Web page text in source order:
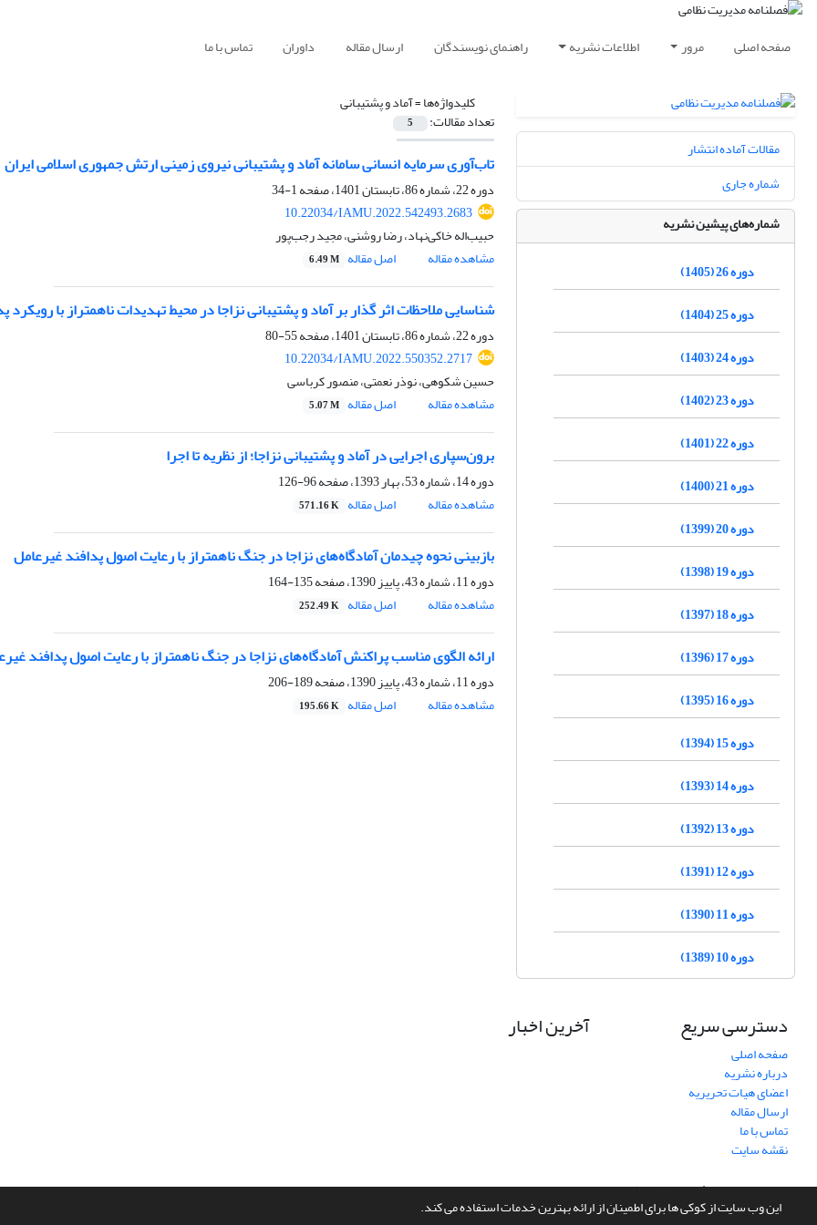
این وب سایت از کوکی ها برای اطمینان از ارائه بهترین خدمات استفاده می کند.
صفحه اصلی مرور اطلاعات نشریه راهنمای نویسندگان ارسال مقاله داوران تماس با ما
کلیدواژه‌ها =آماد و پشتیبانی
تعداد مقالات: 5
تاب‌آوری سرمایه انسانی سامانه آماد و پشتیبانی نیروی زمینی ارتش جمهوری اسلامی ایران
دوره 22، شماره 86، تابستان 1401، صفحه
1-34
10.22034/IAMU.2022.542493.2683
حبیب‌اله خاکی‌نهاد، رضا روشنی، مجید رجب‌پور
مشاهده مقاله
اصل مقاله 6.49 M
شناسایی ملاحظات اثر گذار بر آماد و پشتیبانی نزاجا در محیط تهدیدات ناهمتراز با رویکرد
دوره 22، شماره 86، تابستان 1401، صفحه
55-80
10.22034/IAMU.2022.550352.2717
حسین شکوهی، نوذر نعمتی، منصور کرباسی
مشاهده مقاله
اصل مقاله 5.07 M
برون‌سپاری اجرایی در آماد و پشتیبانی نزاجا؛ از نظریه تا اجرا
دوره 14، شماره 53، بهار 1393، صفحه
96-126
مشاهده مقاله
اصل مقاله 571.16 K
بازبینی نحوه چیدمان آمادگاه‌های نزاجا در جنگ ناهمتراز با رعایت اصول پدافند غیرعامل
دوره 11، شماره 43، پاییز 1390، صفحه
135-164
مشاهده مقاله
اصل مقاله 252.49 K
ارائه الگوی مناسب پراکنش آمادگاه‌های نزاجا در جنگ ناهمتراز با رعایت اصول پدافند
دوره 11، شماره 43، پاییز 1390، صفحه
189-206
مشاهده مقاله
اصل مقاله 195.66 K
مقالات آماده انتشار
شماره جاری
شماره‌های پیشین نشریه
دوره 26 (1405)
دوره 25 (1404)
دوره 24 (1403)
دوره 23 (1402)
دوره 22 (1401)
دوره 21 (1400)
دوره 20 (1399)
دوره 19 (1398)
دوره 18 (1397)
دوره 17 (1396)
دوره 16 (1395)
دوره 15 (1394)
دوره 14 (1393)
دوره 13 (1392)
دوره 12 (1391)
دوره 11 (1390)
دوره 10 (1389)
دسترسی سریع
صفحه اصلی
درباره نشریه
اعضای هیات تحریریه
ارسال مقاله
تماس با ما
نقشه سایت
آخرین اخبار
سامانه مدیریت نشریات علمی.طراحی و پیاده سازی ازسیناوب